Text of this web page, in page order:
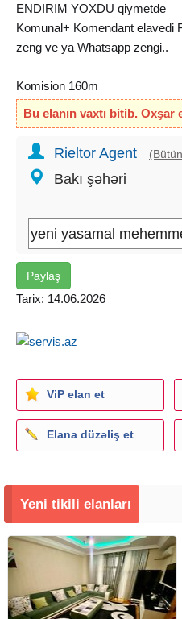
ENDIRIM YOXDU qiymetde
Komunal+ Komendant elavedi
zeng ve ya Whatsapp zengi..
Komision 160m
.. ..
Ev Satan + Ev Kiraye verenler
whatsapdan
Bu elanın vaxtı bitib. Oxşar
Rieltor Agent
Bakı şəhəri
Paylaş
Tarix: 14.06.2026
ViP elan et
Elana düzəliş et
Yeni tikili elanları